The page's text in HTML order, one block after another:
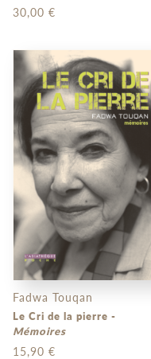
usage par une méthode
photographique
30,00 €
Fadwa Touqan
Le Cri de la pierre -
Mémoires
15,90 €